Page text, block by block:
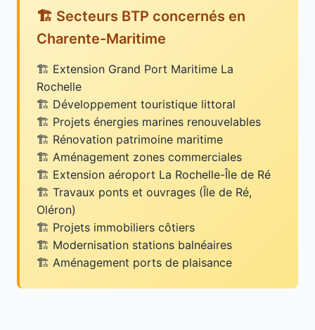
🏗️ Secteurs BTP concernés en
Charente-Maritime
Extension Grand Port Maritime La
Rochelle
Développement touristique littoral
Projets énergies marines renouvelables
Rénovation patrimoine maritime
Aménagement zones commerciales
Extension aéroport La Rochelle-Île de Ré
Travaux ponts et ouvrages (Île de Ré,
Oléron)
Projets immobiliers côtiers
Modernisation stations balnéaires
Aménagement ports de plaisance